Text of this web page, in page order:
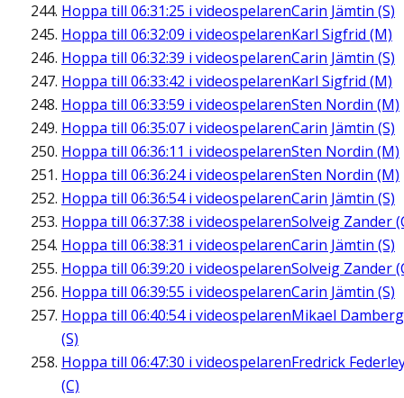
Hoppa till 06:31:25 i videospelarenCarin Jämtin (S)
Hoppa till 06:32:09 i videospelarenKarl Sigfrid (M)
Hoppa till 06:32:39 i videospelarenCarin Jämtin (S)
Hoppa till 06:33:42 i videospelarenKarl Sigfrid (M)
Hoppa till 06:33:59 i videospelarenSten Nordin (M)
Hoppa till 06:35:07 i videospelarenCarin Jämtin (S)
Hoppa till 06:36:11 i videospelarenSten Nordin (M)
Hoppa till 06:36:24i videospelarenSten Nordin (M)
Hoppa till 06:36:54i videospelarenCarin Jämtin (S)
Hoppa till 06:37:38 i videospelarenSolveig Zander
Hoppa till 06:38:31 i videospelarenCarin Jämtin (S)
Hoppa till 06:39:20 i videospelarenSolveig Zander
Hoppa till 06:39:55 i videospelarenCarin Jämtin (S)
Hoppa till 06:40:54i videospelarenMikael Damberg
(S)
Hoppa till 06:47:30 i videospelarenFredrick
(C)